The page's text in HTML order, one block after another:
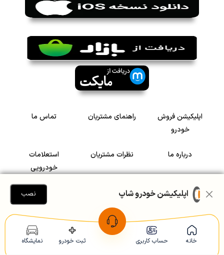
خانه حساب کاربری ثبت خودرو نمایشگاه
اپلیکیشن فروش
خودرو
راهنمای مشتریان تماس ما
درباره ما نظرات مشتریان
استعلامات
خودرویی
سرمایه گذاری در
رضایت مشتریان
Copyright © 2005-2026 Khodroshop.ir
اپلیکیشن خودرو شاپ نصب